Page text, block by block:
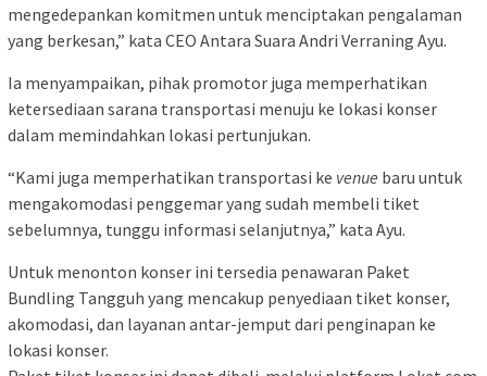
mengedepankan komitmen untuk menciptakan pengalaman
yang berkesan,” kata CEO Antara Suara Andri Verraning Ayu.
Ia menyampaikan, pihak promotor juga memperhatikan
ketersediaan sarana transportasi menuju ke lokasi konser
dalam memindahkan lokasi pertunjukan.
“Kami juga memperhatikan transportasi ke venue baru untuk
mengakomodasi penggemar yang sudah membeli tiket
sebelumnya, tunggu informasi selanjutnya,” kata Ayu.
Untuk menonton konser ini tersedia penawaran Paket
Bundling Tangguh yang mencakup penyediaan tiket konser,
akomodasi, dan layanan antar-jemput dari penginapan ke
lokasi konser.